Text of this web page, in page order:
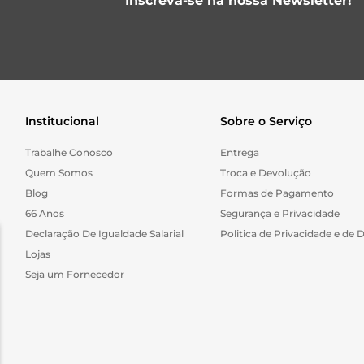
Institucional
Trabalhe Conosco
Quem Somos
Blog
66 Anos
Declaração De Igualdade Salarial
Lojas
Seja um Fornecedor
Sobre o Serviço
Entrega
Troca e Devolução
Formas de Pagamento
Segurança e Privacidade
Politica de Privacidade e de